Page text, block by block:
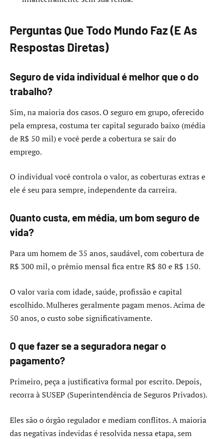
Perguntas Que Todo Mundo Faz (E As
Respostas Diretas)
Seguro de vida individual é melhor que o do
trabalho?
Sim, na maioria dos casos. O seguro em grupo, oferecido
pela empresa, costuma ter capital segurado baixo (média
de R$ 50 mil) e você perde a cobertura se sair do
emprego.
O individual você controla o valor, as coberturas extras e
ele é seu para sempre, independente da carreira.
Quanto custa, em média, um bom seguro de
vida?
Para um homem de 35 anos, saudável, com cobertura de
R$ 300 mil, o prêmio mensal fica entre R$ 80 e R$ 150.
O valor varia com idade, saúde, profissão e capital
escolhido. Mulheres geralmente pagam menos. Acima de
50 anos, o custo sobe significativamente.
O que fazer se a seguradora negar o
pagamento?
Primeiro, peça a justificativa formal por escrito. Depois,
recorra à SUSEP (Superintendência de Seguros Privados).
Eles são o órgão regulador e mediam conflitos. A maioria
das negativas indevidas é resolvida nessa etapa, sem